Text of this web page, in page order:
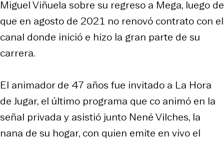
Miguel Viñuela sobre su regreso a Mega, luego de
que en agosto de 2021 no renovó contrato con el
canal donde inició e hizo la gran parte de su
carrera.
El animador de 47 años fue invitado a La Hora
de Jugar, el último programa que co animó en la
señal privada y asistió junto Nené Vilches, la
nana de su hogar, con quien emite en vivo el